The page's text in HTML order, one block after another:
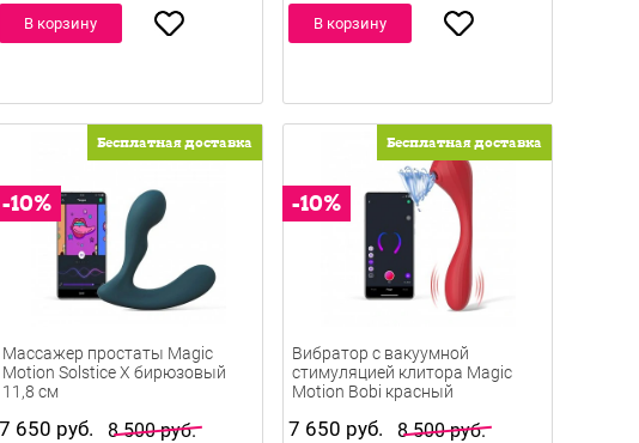
В корзину В корзину
Бесплатная доставка
7 650 руб. 8 500 руб.
Бесплатная доставка
7 650 руб. 8 500 руб.